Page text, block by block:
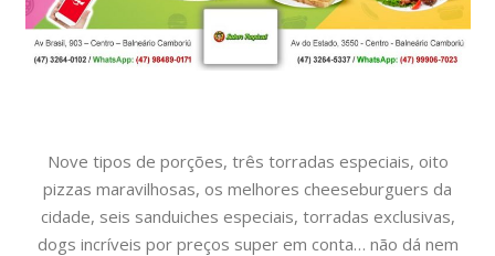
Nove tipos de porções, três torradas especiais, oito
pizzas maravilhosas, os melhores cheeseburguers da
cidade, seis sanduiches especiais, torradas exclusivas,
dogs incríveis por preços super em conta… não dá nem